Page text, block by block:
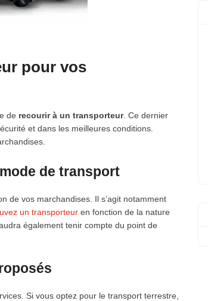
pour vos
de recourir à un transporteur. Ce dernier
et dans les meilleures conditions.
de transport
de vos marchandises. Il s’agit notamment
un transporteur en fonction de la nature
également tenir compte du point de
Si vous optez pour le transport terrestre,